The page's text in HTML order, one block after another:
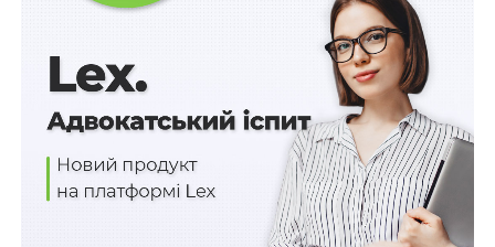
Схожі статті:
Верховна Рада закличе гарантувати вступ
України в ЄС і НАТО
Генерального прокурора пропонують обирати
за конкурсом
МОН